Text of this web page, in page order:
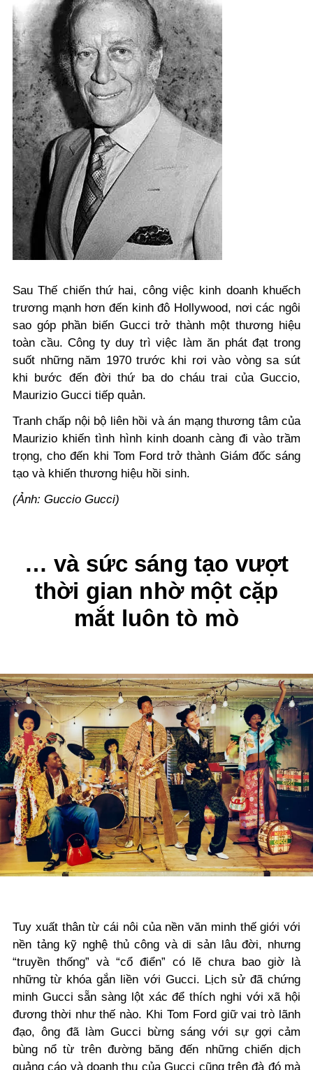
Sau Thế chiến thứ hai, công việc kinh doanh khuếch
trương mạnh hơn đến kinh đô Hollywood, nơi các ngôi
sao góp phần biến Gucci trở thành một thương hiệu
toàn cầu. Công ty duy trì việc làm ăn phát đạt trong
suốt những năm 1970 trước khi rơi vào vòng sa sút
khi bước đến đời thứ ba do cháu trai của Guccio,
Maurizio Gucci tiếp quản.
Tranh chấp nội bộ liên hồi và án mạng thương tâm của
Maurizio khiến tình hình kinh doanh càng đi vào trầm
trọng, cho đến khi Tom Ford trở thành Giám đốc sáng
tạo và khiến thương hiệu hồi sinh.
(Ảnh: Guccio Gucci)
… và sức sáng tạo vượt
thời gian nhờ một cặp
mắt luôn tò mò
Tuy xuất thân từ cái nôi của nền văn minh thế giới với
nền tảng kỹ nghệ thủ công và di sản lâu đời, nhưng
“truyền thống” và “cổ điển” có lẽ chưa bao giờ là
những từ khóa gắn liền với Gucci. Lịch sử đã chứng
minh Gucci sẵn sàng lột xác để thích nghi với xã hội
đương thời như thế nào. Khi Tom Ford giữ vai trò lãnh
đạo, ông đã làm Gucci bừng sáng với sự gợi cảm
bùng nổ từ trên đường băng đến những chiến dịch
quảng cáo và doanh thu của Gucci cũng trên đà đó mà